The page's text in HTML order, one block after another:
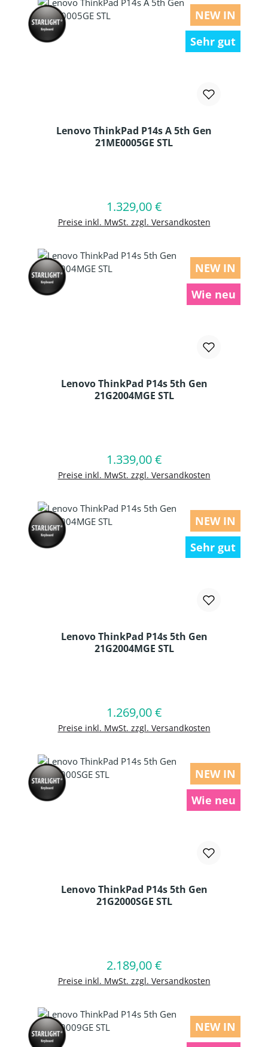
NEW IN
Sehr gut
Lenovo ThinkPad P14s A 5th Gen
21ME0005GE STL
Regulärer Preis:
1.329,00 €
Preise inkl. MwSt. zzgl. Versandkosten
In den Warenkorb
NEW IN
Wie neu
Lenovo ThinkPad P14s 5th Gen
21G2004MGE STL
Regulärer Preis:
1.339,00 €
Preise inkl. MwSt. zzgl. Versandkosten
In den Warenkorb
NEW IN
Sehr gut
Lenovo ThinkPad P14s 5th Gen
21G2004MGE STL
Regulärer Preis:
1.269,00 €
Preise inkl. MwSt. zzgl. Versandkosten
In den Warenkorb
NEW IN
Wie neu
Lenovo ThinkPad P14s 5th Gen
21G2000SGE STL
Regulärer Preis:
2.189,00 €
Preise inkl. MwSt. zzgl. Versandkosten
In den Warenkorb
NEW IN